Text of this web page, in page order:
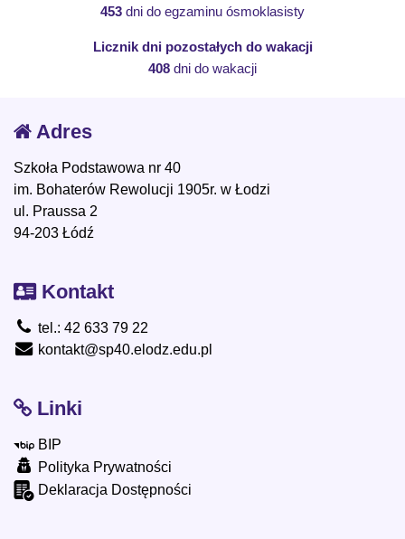
453 dni do egzaminu ósmoklasisty
Licznik dni pozostałych do wakacji
408 dni do wakacji
Adres
Szkoła Podstawowa nr 40
im. Bohaterów Rewolucji 1905r. w Łodzi
ul. Praussa 2
94-203 Łódź
Kontakt
tel.: 42 633 79 22
kontakt@sp40.elodz.edu.pl
Linki
BIP
Polityka Prywatności
Deklaracja Dostępności